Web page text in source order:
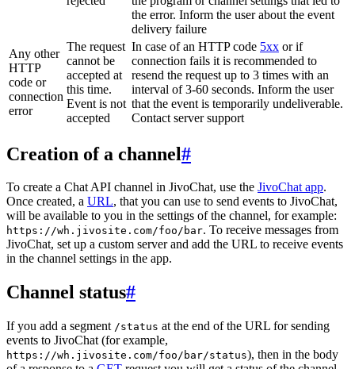
the error. Inform the user about the event
delivery failure
Any other
HTTP
code or
connection
error
The request
cannot be
accepted at
this time.
Event is not
accepted
In case of an HTTP code 5xx or if
connection fails it is recommended to
resend the request up to 3 times with an
interval of 3-60 seconds. Inform the user
that the event is temporarily undeliverable.
Contact server support
Creation of a channel#
To create a Chat API channel in JivoChat, use the JivoChat app.
Once created, a URL, that you can use to send events to JivoChat,
will be available to you in the settings of the channel, for example:
https://wh.jivosite.com/foo/bar. To receive messages from
JivoChat, set up a custom server and add the URL to receive events
in the channel settings in the app.
Channel status#
If you add a segment /status at the end of the URL for sending
events to JivoChat (for example,
https://wh.jivosite.com/foo/bar/status), then in the body